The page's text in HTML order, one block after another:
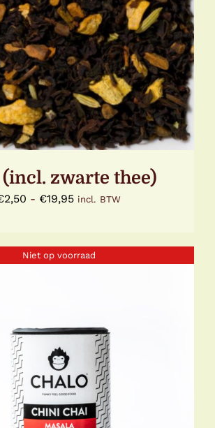
SELECTEREN DIT
PRODUCT
HEEFT
MEERDERE
VARIATIES.
DEZE
OPTIE
KAN
GEKOZEN
WORDEN
OP
PRODUCTPAGINA
/ DETAILS
(incl. zwarte thee)
2,50 - €19,95Prijsklasse:
€19,95
incl. BTW
Niet op voorraad
DETAILS